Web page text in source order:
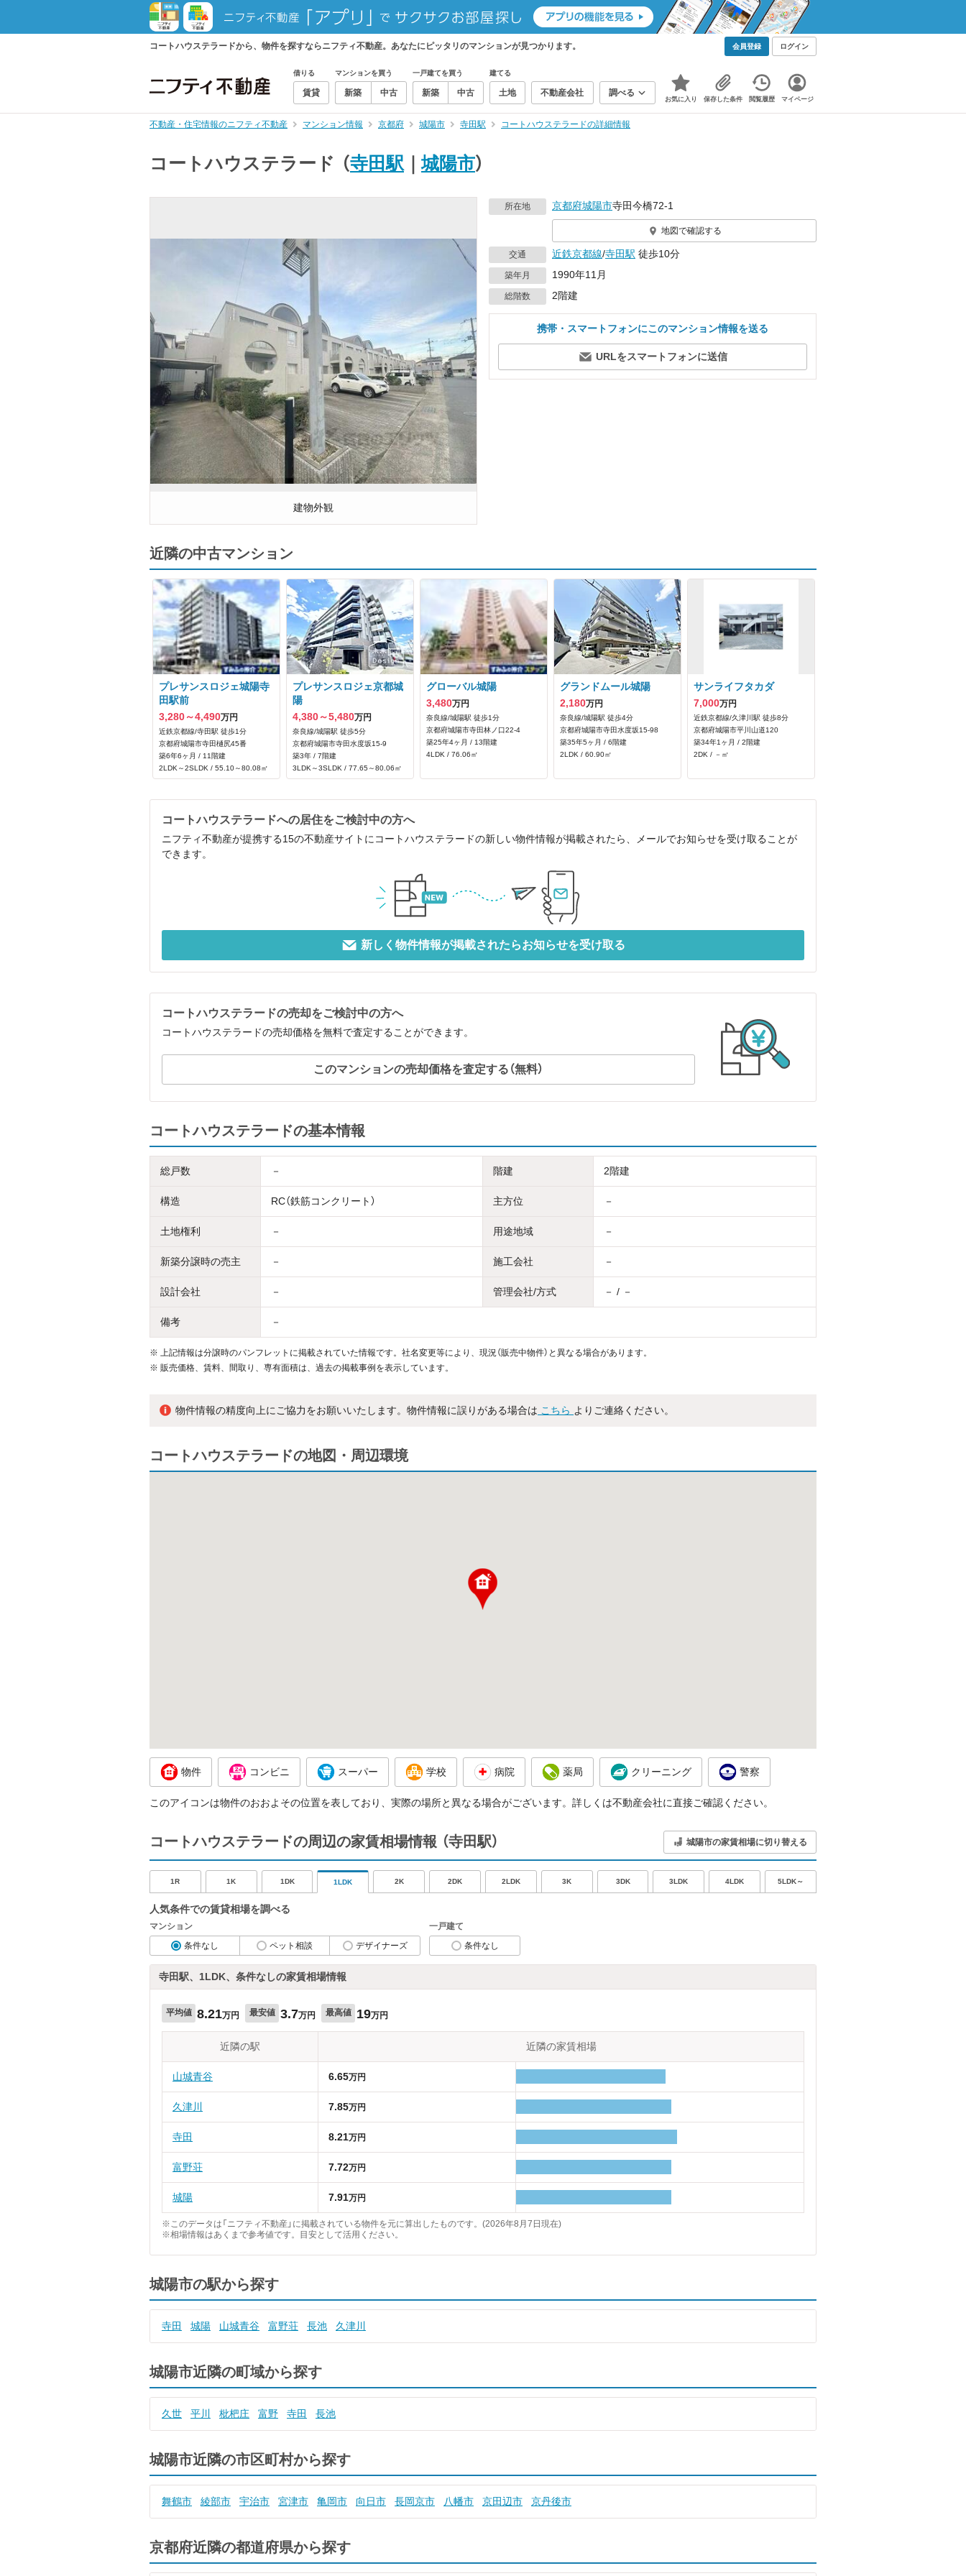
コートハウステラードから、物件を探すならニフティ不動産。あなたにピッタリのマンションが見つかります。 会員登録 ログイン
借りる
賃貸
マンションを買う
新築 中古
一戸建てを買う
新築 中古
建てる
土地 不動産会社 調べる
お気に入り 保存した条件 閲覧履歴 マイページ
不動産・住宅情報のニフティ不動産 マンション情報 京都府 城陽市 寺田駅 コートハウステラードの詳細情報
コートハウステラード （寺田駅 ｜城陽市）
建物外観
所在地 京都府城陽市寺田今橋72‐1
地図で確認する
交通 近鉄京都線/寺田駅 徒歩10分
築年月 1990年11月
総階数 2階建
携帯・スマートフォンにこのマンション情報を送る
URLをスマートフォンに送信
近隣の中古マンション
プレサンスロジェ城陽寺
田駅前
3,280～4,490万円
近鉄京都線/寺田駅 徒歩1分
京都府城陽市寺田樋尻45番
築6年6ヶ月 / 11階建
2LDK～2SLDK / 55.10～80.08㎡
プレサンスロジェ京都城
陽
4,380～5,480万円
奈良線/城陽駅 徒歩5分
京都府城陽市寺田水度坂15‐9
築3年 / 7階建
3LDK～3SLDK / 77.65～80.06㎡
グローバル城陽
3,480万円
奈良線/城陽駅 徒歩1分
京都府城陽市寺田林ノ口22‐4
築25年4ヶ月 / 13階建
4LDK / 76.06㎡
グランドムール城陽
2,180万円
奈良線/城陽駅 徒歩4分
京都府城陽市寺田水度坂15‐98
築35年5ヶ月 / 6階建
2LDK / 60.90㎡
サンライフタカダ
7,000万円
近鉄京都線/久津川駅 徒歩8分
京都府城陽市平川山道120
築34年1ヶ月 / 2階建
2DK / －㎡
コートハウステラードへの居住をご検討中の方へ
ニフティ不動産が提携する15の不動産サイトにコートハウステラードの新しい物件情報が掲載されたら、メールでお知らせを受け取ることが
できます。
新しく物件情報が掲載されたらお知らせを受け取る
コートハウステラードの売却をご検討中の方へ
コートハウステラードの売却価格を無料で査定することができます。
このマンションの売却価格を査定する（無料）
コートハウステラードの基本情報
総戸数 － 階建 2階建
構造 RC（鉄筋コンクリート） 主方位 －
土地権利 － 用途地域 －
新築分譲時の売主 － 施工会社 －
設計会社 － 管理会社/方式 － / －
備考 －
※
上記情報は分譲時のパンフレットに掲載されていた情報です。社名変更等により、現況（販売中物件）と異なる場合があります。
※ 販売価格、賃料、間取り、専有面積は、過去の掲載事例を表示しています。
物件情報の精度向上にご協力をお願いいたします。物件情報に誤りがある場合は こちら よりご連絡ください。
コートハウステラードの地図・周辺環境
物件 コンビニ スーパー 学校 病院 薬局 クリーニング 警察
このアイコンは物件のおおよその位置を表しており、実際の場所と異なる場合がございます。詳しくは不動産会社に直接ご確認ください。
コートハウステラードの周辺の家賃相場情報 （寺田駅） 城陽市の家賃相場に切り替える
1R 1K 1DK 1LDK 2K 2DK 2LDK 3K 3DK 3LDK 4LDK 5LDK～
人気条件での賃貸相場を調べる
マンション
条件なし
ペット相談 デザイナーズ
一戸建て
条件なし
寺田駅、1LDK、条件なしの家賃相場情報
平均値 8.21万円 最安値 3.7万円 最高値 19万円
近隣の駅 近隣の家賃相場
山城青谷 6.65万円
久津川 7.85万円
寺田 8.21万円
富野荘 7.72万円
城陽 7.91万円
※このデータは「ニフティ不動産」に掲載されている物件を元に算出したものです。(2026年8月7日現在)
※相場情報はあくまで参考値です。目安として活用ください。
城陽市の駅から探す
寺田 城陽 山城青谷 富野荘 長池 久津川
城陽市近隣の町域から探す
久世 平川 枇杷庄 富野 寺田 長池
城陽市近隣の市区町村から探す
舞鶴市 綾部市 宇治市 宮津市 亀岡市 向日市 長岡京市 八幡市 京田辺市 京丹後市
京都府近隣の都道府県から探す